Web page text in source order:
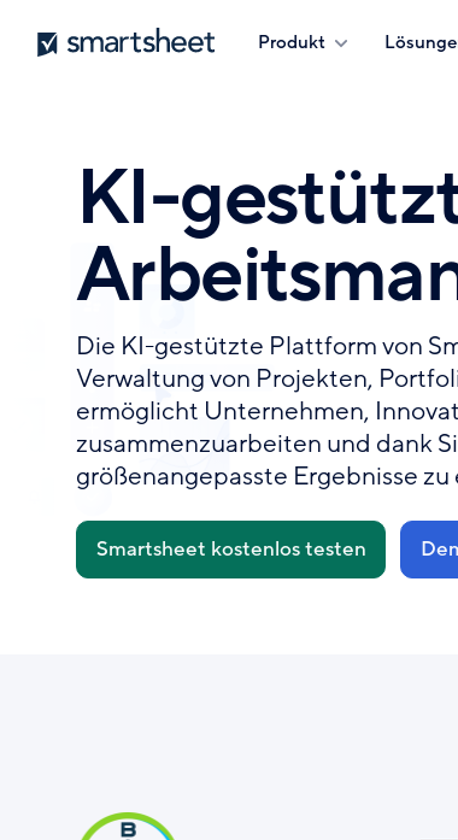
Direkt
zum
Smartsheet
Produkt
KI-
Die KI-gestützte Plattform von
Verwaltung von Projekten,
ermöglicht Unternehmen,
zusammenzuarbeiten und dank
größenangepasste Ergebnisse zu
Smartsheet kostenlos testen